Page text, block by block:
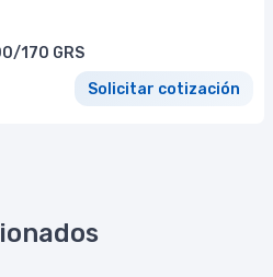
170 GRS
Solicitar cotización